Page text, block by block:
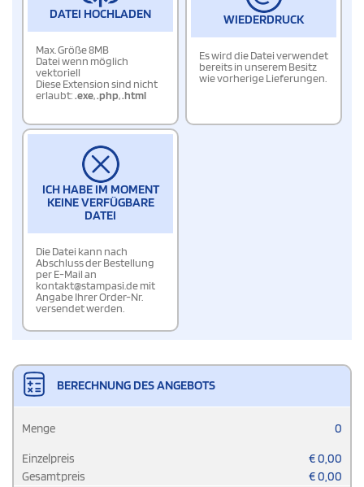
DATEI HOCHLADEN
Max. Größe 8MB
Datei wenn möglich
vektoriell
Diese Extension sind nicht
erlaubt:.exe,.php,.html
WIEDERDRUCK
Es wird die Datei verwendet
bereits in unserem Besitz
wie vorherige Lieferungen.
ICH HABE IM MOMENT
KEINE VERFÜGBARE
DATEI
Die Datei kann nach
Abschluss der Bestellung
per E-Mail an
kontakt@stampasi.de mit
Angabe Ihrer Order-Nr.
versendet werden.
BERECHNUNG DES ANGEBOTS
Menge 0
Einzelpreis €0,00
Gesamtpreis
€0,00